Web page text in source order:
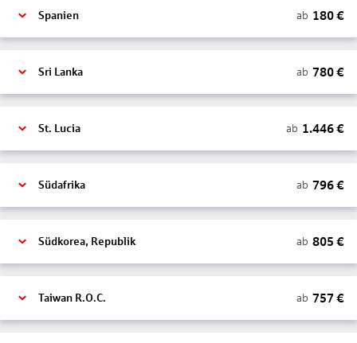
Spanien ab 180€
Sri Lanka ab 780€
St. Lucia ab 1.446€
Südafrika ab 796€
Südkorea, Republik ab 805 €
Taiwan R.O.C. ab 757 €